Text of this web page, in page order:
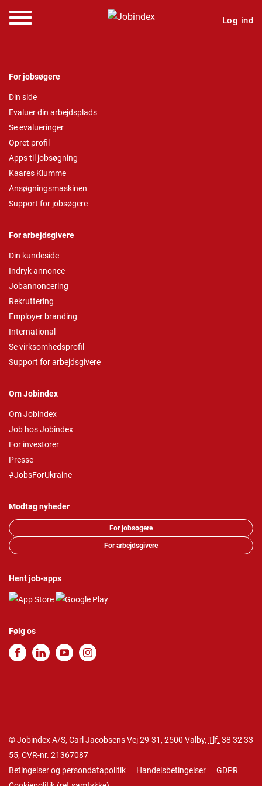
Log ind
For jobsøgere
Din side
Evaluer din arbejdsplads
Se evalueringer
Opret profil
Apps til jobsøgning
Kaares Klumme
Ansøgningsmaskinen
Support for jobsøgere
For arbejdsgivere
Din kundeside
Indryk annonce
Jobannoncering
Rekruttering
Employer branding
International
Se virksomhedsprofil
Support for arbejdsgivere
Om Jobindex
Om Jobindex
Job hos Jobindex
For investorer
Presse
#JobsForUkraine
Modtag nyheder
For jobsøgere
For arbejdsgivere
Hent job-apps
Følg os
© Jobindex A/S, Carl Jacobsens Vej 29-31, 2500 Valby, Tlf. 38 32 33
55, CVR-nr. 21367087
Betingelser og persondatapolitik
Handelsbetingelser
GDPR